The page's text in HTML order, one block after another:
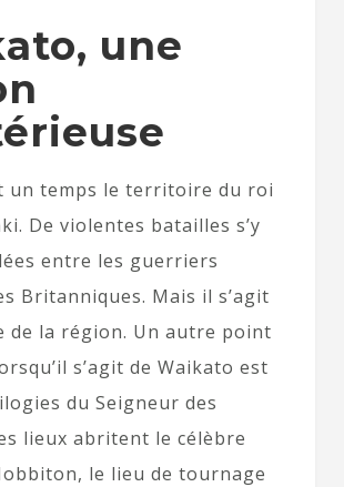
une
un temps le territoire du roi
De violentes batailles s’y
entre les guerriers
Britanniques. Mais il s’agit
de la région. Un autre point
s’agit de Waikato est
du Seigneur des
lieux abritent le célèbre
le lieu de tournage